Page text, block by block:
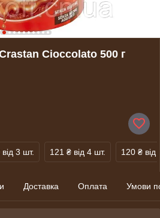
Cioccolato 500 г
від 3 шт. 121 ₴ від 4 шт. 120 ₴ від
Доставка Оплата Умови